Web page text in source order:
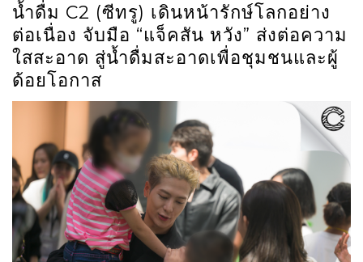
น้ำดื่ม C2 (ซีทรู) เดินหน้ารักษ์โลกอย่าง
ต่อเนื่อง จับมือ “แจ็คสัน หวัง” ส่งต่อความ
ใสสะอาด สู่น้ำดื่มสะอาดเพื่อชุมชนและผู้
ด้อยโอกาส